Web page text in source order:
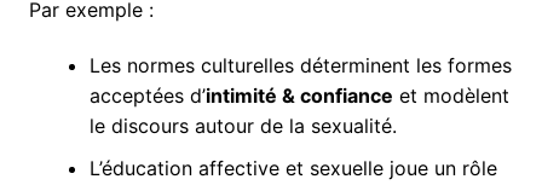
Par exemple :
Les normes culturelles déterminent les formes
acceptées d’intimité & confiance et modèlent
le discours autour de la sexualité.
L’éducation affective et sexuelle joue un rôle